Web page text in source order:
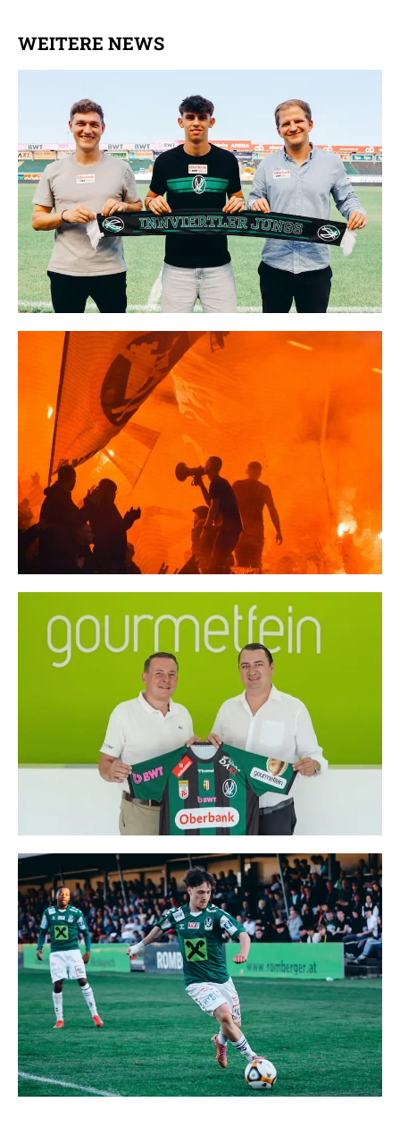
WEITERE NEWS